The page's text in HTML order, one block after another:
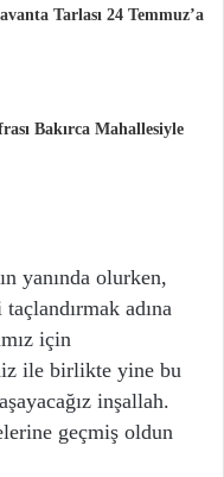
Tarlası 24 Temmuz’a
Bakırca Mahallesiyle
yanında olurken,
adına
için
ile birlikte yine bu
inşallah.
geçmiş oldun